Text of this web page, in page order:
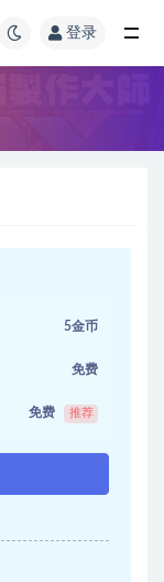
登录
5金币
免费
免费 推荐